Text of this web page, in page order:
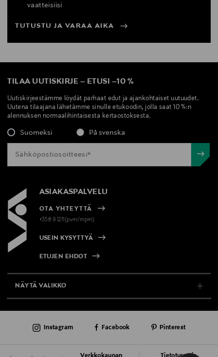
vaatteisiisi
TUTUSTU JA VARAA AIKA
TILAA UUTISKIRJE – ETUSI –10 %
Uutiskirjeestämme löydät parhaat edut ja ajankohtaiset uutuudet.
Uutena tilaajana lähetämme sinulle etukoodin, jolla saat 10 %:n
alennuksen normaalihintaisesta kertaostoksesta.
Suomeksi På svenska
ASIAKASPALVELU
OTA YHTEYTTÄ
+358 9 1211(pvm/mpm)
USEIN KYSYTTYÄ
ETUJEN EHDOT
NÄYTÄ VALIKKO
AJANKOHTAISTA
Instagram Facebook Pinterest